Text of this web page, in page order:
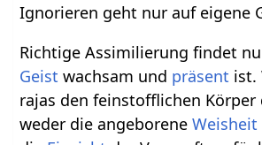
Ignorieren geht nur auf eigene
Richtige Assimilierung findet
Geist wachsam und präsent ist.
rajas den feinstofflichen
weder die angeboreneWeisheit